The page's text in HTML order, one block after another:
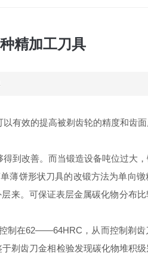
精加工刀具
有效的提高被剃齿轮的精度和齿
到改善。而当锻造设备吨位过大
薄饼形状刀具的改锻方法为单向镦
来。可保证表层金属碳化物分布
在62——64HRC，从而控制剃齿
剃齿刀金相检验发现碳化物堆积